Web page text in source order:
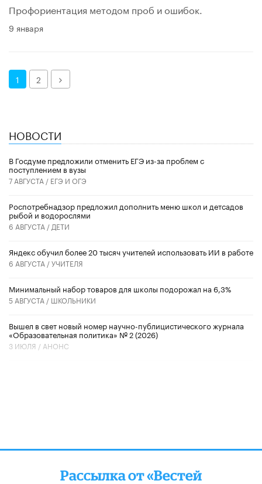
Профориентация методом проб и ошибок.
9 января
1 2 Далее
НОВОСТИ
В Госдуме предложили отменить ЕГЭ из-за проблем с
поступлением в вузы
7 АВГУСТА / ЕГЭ И ОГЭ
Роспотребнадзор предложил дополнить меню школ и детсадов
рыбой и водорослями
6 АВГУСТА / ДЕТИ
​Яндекс обучил более 20 тысяч учителей использовать ИИ в работе
6 АВГУСТА /УЧИТЕЛЯ
Минимальный набор товаров для школы подорожал на 6,3%
5 АВГУСТА / ШКОЛЬНИКИ
Вышел в свет новый номер научно-публицистического журнала
«Образовательная политика» № 2 (2026)
3 ИЮЛЯ / АНОНС
Рассылка от «Вестей